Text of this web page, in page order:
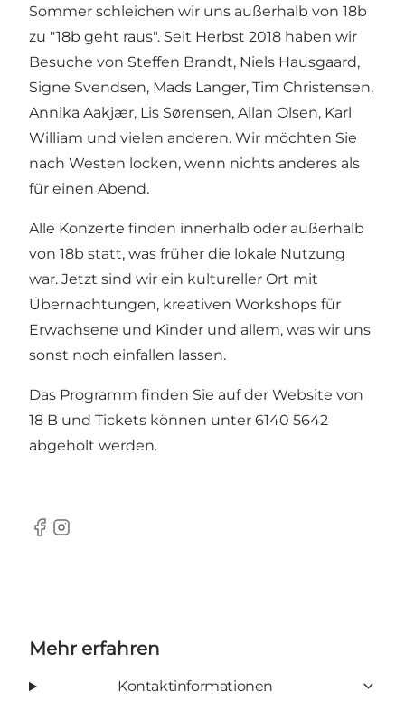
Sommer schleichen wir uns außerhalb von 18b
zu "18b geht raus". Seit Herbst 2018 haben wir
Besuche von Steffen Brandt, Niels Hausgaard,
Signe Svendsen, Mads Langer, Tim Christensen,
Annika Aakjær, Lis Sørensen, Allan Olsen, Karl
William und vielen anderen. Wir möchten Sie
nach Westen locken, wenn nichts anderes als
für einen Abend.
Alle Konzerte finden innerhalb oder außerhalb
von 18b statt, was früher die lokale Nutzung
war. Jetzt sind wir ein kultureller Ort mit
Übernachtungen, kreativen Workshops für
Erwachsene und Kinder und allem, was wir uns
sonst noch einfallen lassen.
Das Programm finden Sie auf der Website von
18 B und Tickets können unter 6140 5642
abgeholt werden.
Facebook
Instagram
Mehr erfahren
Kontaktinformationen